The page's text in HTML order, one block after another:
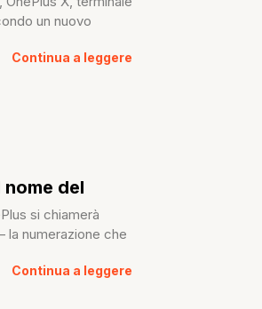
un nuovo
Continua a leggere
del
si chiamerà
la numerazione che
Continua a leggere